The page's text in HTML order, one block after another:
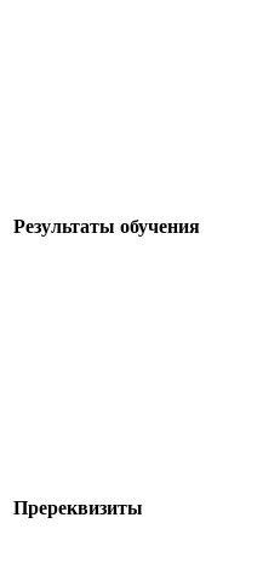
Результаты обучения
Пререквизиты